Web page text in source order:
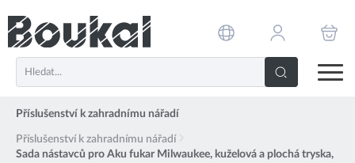
Příslušenství k zahradnímu nářadí
Příslušenství k zahradnímu nářadí
Sada nástavců pro Aku fukar Milwaukee, kuželová a plochá tryska,